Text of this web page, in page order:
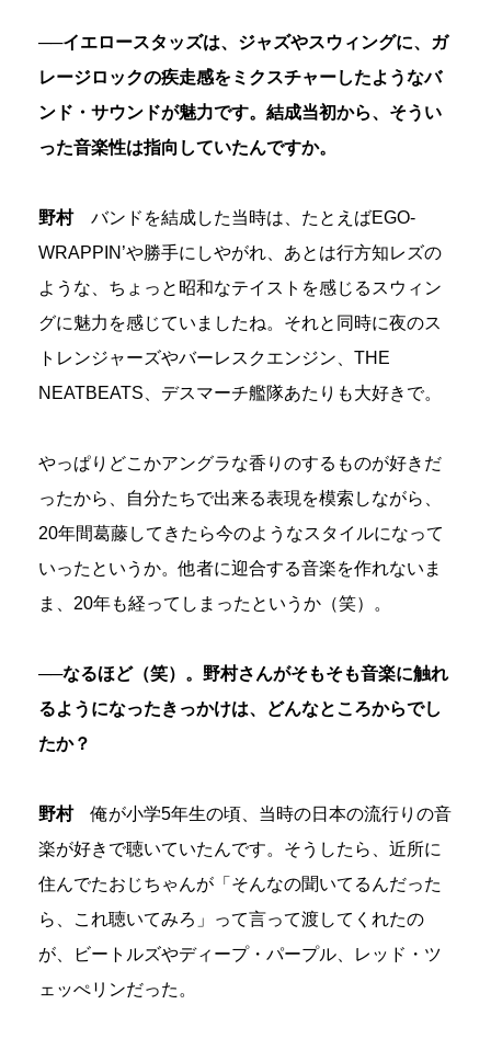
──イエロースタッズは、ジャズやスウィングに、ガ
レージロックの疾走感をミクスチャーしたようなバ
ンド・サウンドが魅力です。結成当初から、そうい
った音楽性は指向していたんですか。
野村バンドを結成した当時は、たとえばEGO-
WRAPPIN’や勝手にしやがれ、あとは行方知レズの
ような、ちょっと昭和なテイストを感じるスウィン
グに魅力を感じていましたね。それと同時に夜のス
トレンジャーズやバーレスクエンジン、THE
NEATBEATS、デスマーチ艦隊あたりも大好きで。
やっぱりどこかアングラな香りのするものが好きだ
ったから、自分たちで出来る表現を模索しながら、
20年間葛藤してきたら今のようなスタイルになって
いったというか。他者に迎合する音楽を作れないま
ま、20年も経ってしまったというか（笑）。
──なるほど（笑）。野村さんがそもそも音楽に触れ
るようになったきっかけは、どんなところからでし
たか？
野村俺が小学5年生の頃、当時の日本の流行りの音
楽が好きで聴いていたんです。そうしたら、近所に
住んでたおじちゃんが「そんなの聞いてるんだった
ら、これ聴いてみろ」って言って渡してくれたの
が、ビートルズやディープ・パープル、レッド・ツ
ェッぺリンだった。